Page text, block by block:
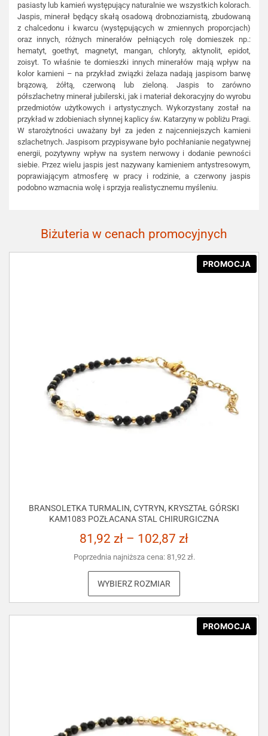
pasiasty lub kamień występujący naturalnie we wszystkich kolorach.
Jaspis, minerał będący skałą osadową drobnoziarnistą, zbudowaną
z chalcedonu i kwarcu (występujących w zmiennych proporcjach)
oraz innych, różnych minerałów pełniących rolę domieszek np.:
hematyt, goethyt, magnetyt, mangan, chloryty, aktynolit, epidot,
zoisyt. To właśnie te domieszki innych minerałów mają wpływ na
kolor kamieni – na przykład związki żelaza nadają jaspisom barwę
brązową, żółtą, czerwoną lub zieloną. Jaspis to zarówno
półszlachetny minerał jubilerski, jak i materiał dekoracyjny do wyrobu
przedmiotów użytkowych i artystycznych. Wykorzystany został na
przykład w zdobieniach słynnej kaplicy św. Katarzyny w pobliżu Pragi.
W starożytności uważany był za jeden z najcenniejszych kamieni
szlachetnych. Jaspisom przypisywane było pochłanianie negatywnej
energii, pozytywny wpływ na system nerwowy i dodanie pewności
siebie. Przez wielu jaspis jest nazywany kamieniem antystresowym,
poprawiającym atmosferę w pracy i rodzinie, a czerwony jaspis
podobno wzmacnia wolę i sprzyja realistycznemu myśleniu.
Biżuteria w cenach promocyjnych
PROMOCJA
BRANSOLETKA TURMALIN, CYTRYN, KRYSZTAŁ GÓRSKI
KAM1083 POZŁACANA STAL CHIRURGICZNA
81,92 zł – 102,87 zł
Poprzednia najniższa cena: 81,92 zł.
WYBIERZ ROZMIAR
PROMOCJA